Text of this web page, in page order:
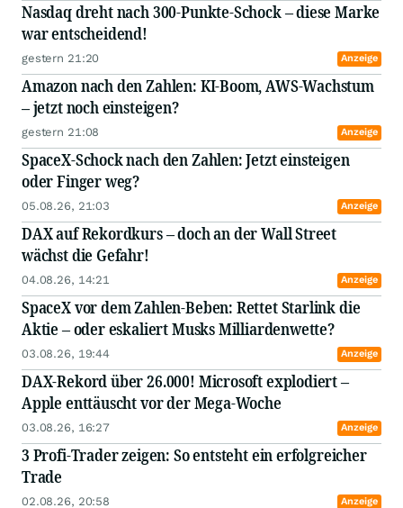
Nasdaq dreht nach 300-Punkte-Schock – diese Marke
war entscheidend!
gestern 21:20 Anzeige
Amazon nach den Zahlen: KI-Boom, AWS-Wachstum
– jetzt noch einsteigen?
gestern 21:08 Anzeige
SpaceX-Schock nach den Zahlen: Jetzt einsteigen
oder Finger weg?
05.08.26, 21:03 Anzeige
DAX auf Rekordkurs – doch an der Wall Street
wächst die Gefahr!
04.08.26, 14:21 Anzeige
SpaceX vor dem Zahlen-Beben: Rettet Starlink die
Aktie – oder eskaliert Musks Milliardenwette?
03.08.26, 19:44 Anzeige
DAX-Rekord über 26.000! Microsoft explodiert –
Apple enttäuscht vor der Mega-Woche
03.08.26, 16:27 Anzeige
3 Profi-Trader zeigen: So entsteht ein erfolgreicher
Trade
02.08.26, 20:58 Anzeige